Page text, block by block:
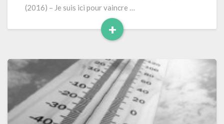
(2016) – Je suis ici pour vaincre …
+
Read